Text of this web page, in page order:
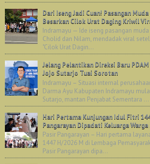
Dari Iseng Jadi Cuan! Pasangan
Besarkan Cilok Urat Daging Kriwil
Indramayu — Ide iseng pasangan
Cholid dan Nilam, mendadak viral
"Cilok Urat Dagin...
Jelang Pelantikan Direksi Baru
Jojo Sutarjo Tuai Sorotan
Indramayu – Situasi internal
Darma Ayu Kabupaten Indramayu
Sutarjo, mantan Penjabat Sementara ...
Hari Pertama Kunjungan Idul Fitri
Pangarayan Dipadati Keluarga Warga
Pasir Pangarayan – Hari pertama
1447 H/2026 M di Lembaga
Pasir Pangarayan dipa...